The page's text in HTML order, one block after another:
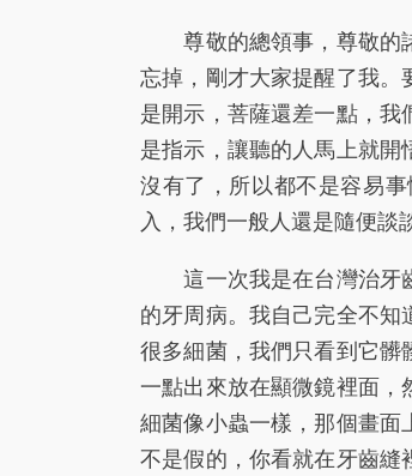
尊敬的總領事，尊敬的
忘掉，剛才大家提醒了我
是開示，菩薩還差一點，
是指示，讓聽的人馬上就
沒有了，所以都不是容易
入，我們一般人還是隨便談
這一次我是在台灣治牙
的牙周病。我自己完全不
很多細菌，我們只看到它
一點出來放在顯微鏡裡面，
細菌像小蟲一樣，那個畫
不是假的，你看就在牙齒